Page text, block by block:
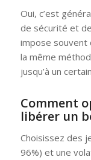
Oui, c’est
de sécurité et
impose
la même
jusqu’à un
Comment
libérer un
Choisissez des
96%) et une